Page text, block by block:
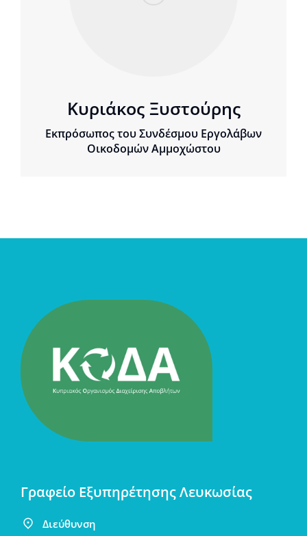
Κυριάκος Ξυστούρης
Εκπρόσωπος του Συνδέσμου Εργολάβων
Οικοδομών Αμμοχώστου
Γραφείο Εξυπηρέτησης Λευκωσίας
Διεύθυνση